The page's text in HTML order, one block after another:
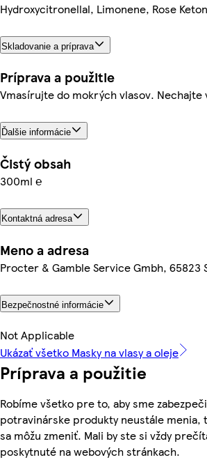
Hydroxycitronellal, Limonene, Rose
Skladovanie a príprava
Príprava a použitie
Vmasírujte do mokrých vlasov.
Ďalšie informácie
Čistý obsah
300ml ℮
Kontaktná adresa
Meno a adresa
Procter & Gamble Service Gmbh, 65823
Bezpečnostné informácie
Not Applicable
Ukázať všetko Masky na vlasy a oleje
Príprava a použitie
Robíme všetko pre to, aby sme
potravinárske produkty neustále menia,
sa môžu zmeniť. Mali by ste si vždy
poskytnuté na webových stránkach.